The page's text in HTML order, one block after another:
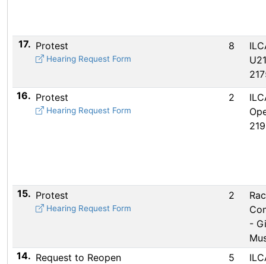
17. Protest
Hearing Request Form
8
16. Protest
Hearing Request Form
2
15. Protest
Hearing Request Form
2
-
14. Request to Reopen 5